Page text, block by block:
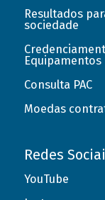
Resultados
sociedade
Equipamentos
Consulta PAC
Moedas
Redes
YouTube